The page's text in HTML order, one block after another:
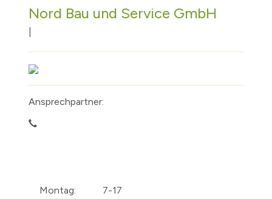
TOURISMUS
Nord Bau und Service GmbH
Ansprechpartner:
Montag:
7-17